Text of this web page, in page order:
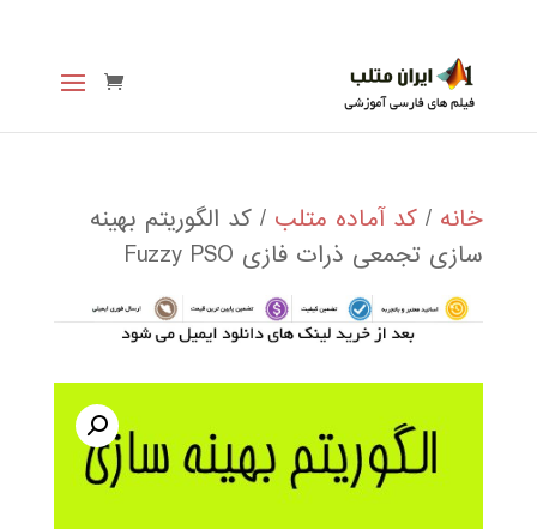
خانه / کد آماده متلب / کد الگوریتم بهینه
سازی تجمعی ذرات فازی Fuzzy PSO